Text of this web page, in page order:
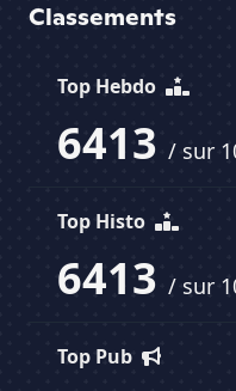
Classements
Top Hebdo
6413 / sur
Top Histo
6413 / sur
Top Pub